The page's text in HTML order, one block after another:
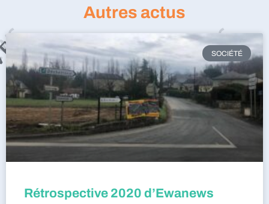
Autres actus
SOCIÉTÉ
Rétrospective 2020 d’Ewanews